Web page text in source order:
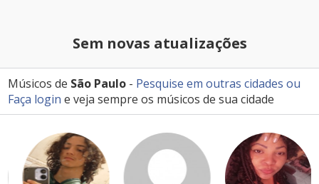
Sem novas atualizações
Músicos de São Paulo - Pesquise em outras cidades ou
Faça login e veja sempre os músicos de sua cidade